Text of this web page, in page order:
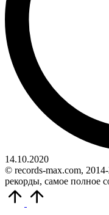
14.10.2020
© records-max.com,
рекорды, самое полное